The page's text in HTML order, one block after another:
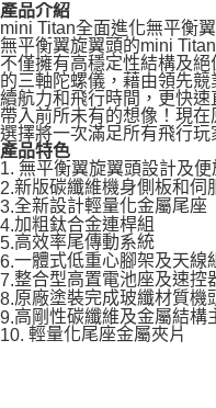
產品介紹
mini Titan全面進化無平衡
無平衡翼旋翼頭的mini
不僅擁有高穩定性結構及
的三軸陀螺儀，藉由領先
續航力和飛行時間，更快
帶入前所未有的想像！現
選擇將一次滿足所有飛行玩
產品特色
1. 無平衡翼旋翼頭設計及
2.新版碳纖維機身側板和伺
3.全新設計輕量化金屬尾座
4.加粗鈦合金連桿組
5.高效率尾傳動系統
6.一體式低重心腳架及天線
7.整合型高置電池座及速控
8.原廠塗裝完成玻纖材質機
9. 高剛性碳纖維及金屬結構
10. 輕量化尾座金屬夾片